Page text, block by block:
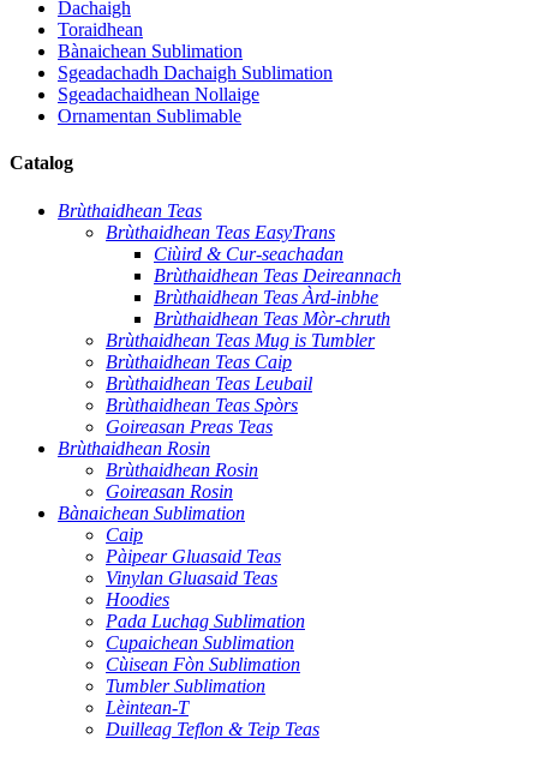
Dachaigh
Toraidhean
Bànaichean Sublimation
Sgeadachadh Dachaigh Sublimation
Sgeadachaidhean Nollaige
Ornamentan Sublimable
Catalog
Brùthaidhean Teas
Brùthaidhean Teas EasyTrans
Ciùird & Cur-seachadan
Brùthaidhean Teas Deireannach
Brùthaidhean Teas Àrd-inbhe
Brùthaidhean Teas Mòr-chruth
Brùthaidhean Teas Mug is Tumbler
Brùthaidhean Teas Caip
Brùthaidhean Teas Leubail
Brùthaidhean Teas Spòrs
Goireasan Preas Teas
Brùthaidhean Rosin
Brùthaidhean Rosin
Goireasan Rosin
Bànaichean Sublimation
Caip
Pàipear Gluasaid Teas
Vinylan Gluasaid Teas
Hoodies
Pada Luchag Sublimation
Cupaichean Sublimation
Cùisean Fòn Sublimation
Tumbler Sublimation
Lèintean-T
Duilleag Teflon & Teip Teas